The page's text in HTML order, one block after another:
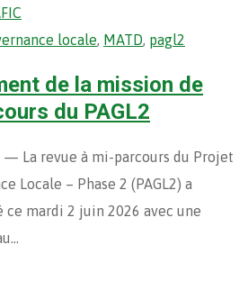
locale, MATD, pagl2
de la mission de
du PAGL2
— La revue à mi-parcours du Projet
Locale – Phase 2 (PAGL2) a
mardi 2 juin 2026 avec une